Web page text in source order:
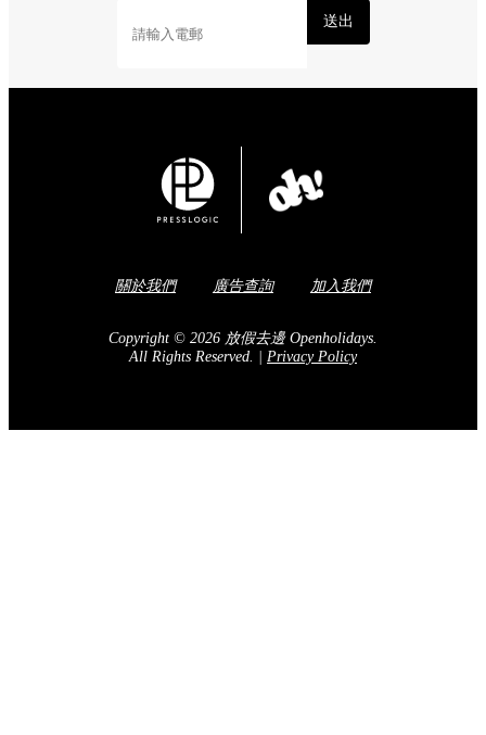
送出
關於我們 廣告查詢 加入我們
Copyright © 2026 放假去邊 Openholidays.
All Rights Reserved.
Privacy Policy